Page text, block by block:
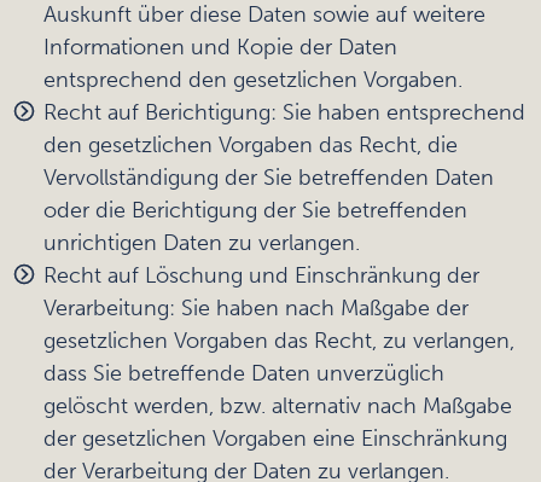
Auskunft über diese Daten sowie auf weitere
Informationen und Kopie der Daten
entsprechend den gesetzlichen Vorgaben.
Recht auf Berichtigung: Sie haben entsprechend
den gesetzlichen Vorgaben das Recht, die
Vervollständigung der Sie betreffenden Daten
oder die Berichtigung der Sie betreffenden
unrichtigen Daten zu verlangen.
Recht auf Löschung und Einschränkung der
Verarbeitung: Sie haben nach Maßgabe der
gesetzlichen Vorgaben das Recht, zu verlangen,
dass Sie betreffende Daten unverzüglich
gelöscht werden, bzw. alternativ nach Maßgabe
der gesetzlichen Vorgaben eine Einschränkung
der Verarbeitung der Daten zu verlangen.